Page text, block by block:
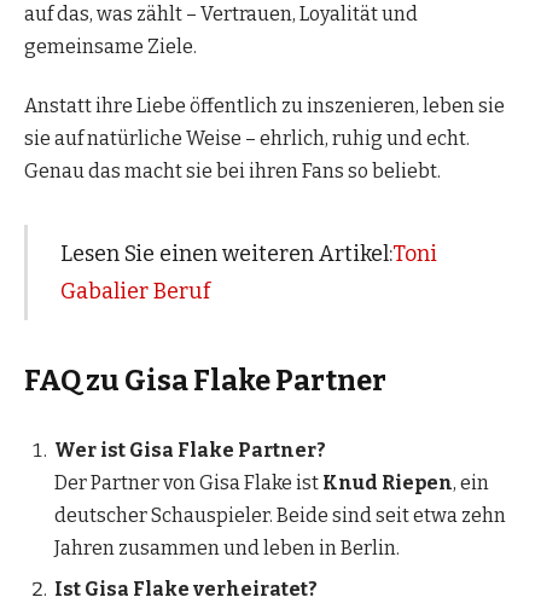
auf das, was zählt – Vertrauen, Loyalität und
gemeinsame Ziele.
Anstatt ihre Liebe öffentlich zu inszenieren, leben sie
sie auf natürliche Weise – ehrlich, ruhig und echt.
Genau das macht sie bei ihren Fans so beliebt.
Lesen Sie einen weiteren Artikel:Toni
Gabalier Beruf
FAQ zu Gisa Flake Partner
Wer ist Gisa Flake Partner?
Der Partner von Gisa Flake ist Knud Riepen, ein
deutscher Schauspieler. Beide sind seit etwa zehn
Jahren zusammen und leben in Berlin.
Ist Gisa Flake verheiratet?